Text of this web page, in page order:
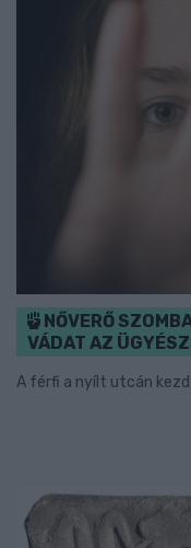
NŐVERŐ
VÁDAT AZ
A férfi a nyílt utcán